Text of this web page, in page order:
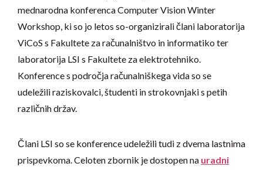
mednarodna konferenca Computer Vision Winter
Workshop, ki so jo letos so-organizirali člani laboratorija
ViCoS s Fakultete za računalništvo in informatiko ter
laboratorija LSI s Fakultete za elektrotehniko.
Konference s področja računalniškega vida so se
udeležili raziskovalci, študenti in strokovnjaki s petih
različnih držav.
Člani LSI so se konference udeležili tudi z dvema lastnima
prispevkoma. Celoten zbornik je dostopen na uradni